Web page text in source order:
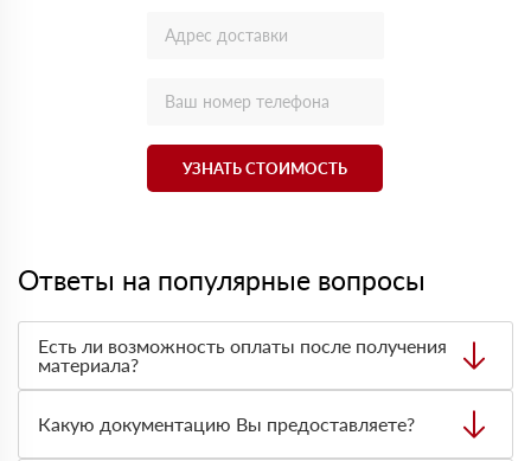
УЗНАТЬ СТОИМОСТЬ
Ответы на популярные вопросы
Есть ли возможность оплаты после получения
материала?
оплата по факту получения товара. При этом, если
доставленный товар был ненадлежащего качества, то
Какую документацию Вы предоставляете?